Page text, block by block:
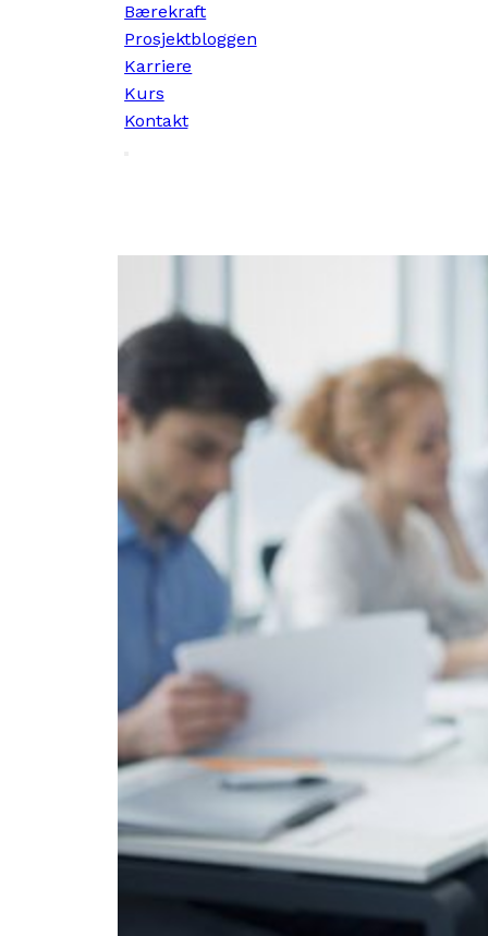
Bærekraft
Prosjektbloggen
Karriere
Kurs
Kontakt